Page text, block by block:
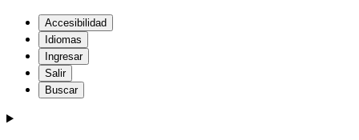
Accesibilidad
Idiomas
Ingresar
Salir
Buscar